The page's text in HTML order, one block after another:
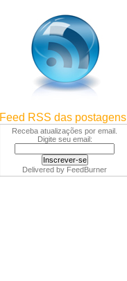
Feed RSS das postagens
Receba atualizações por email.
Digite seu email:
Delivered by FeedBurner